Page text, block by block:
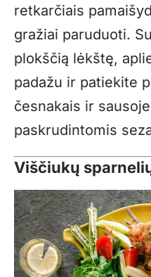
retkarčiais
gražiai paruduoti.
plokščią lėkštę,
padažu ir patiekite
česnakais ir
paskrudintomis
Viščiukų